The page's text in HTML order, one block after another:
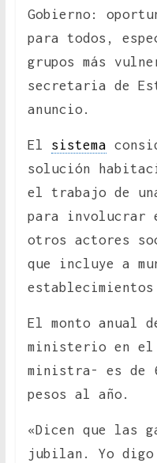
Gobierno:
para todos,
grupos más
secretaria de
anuncio.
El sistema
solución
el trabajo de
para involucrar
otros actores
que incluye a
El monto anual
ministerio en el
ministra- es de
pesos al año.
«Dicen que las
jubilan. Yo digo